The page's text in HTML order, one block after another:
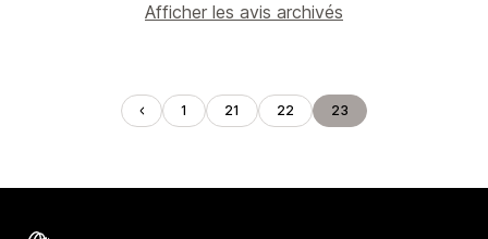
Afficher les avis archivés
1 21 22 23